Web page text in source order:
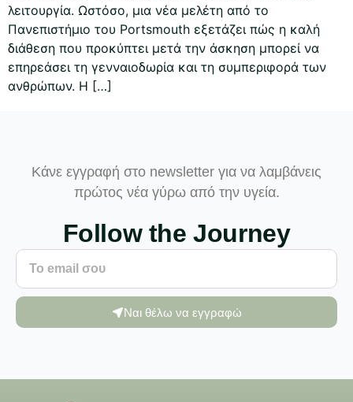
λειτουργία. Ωστόσο, μια νέα μελέτη από το
Πανεπιστήμιο του Portsmouth εξετάζει πώς η καλή
διάθεση που προκύπτει μετά την άσκηση μπορεί να
επηρεάσει τη γενναιοδωρία και τη συμπεριφορά των
ανθρώπων. Η […]
Κάνε εγγραφή στο newsletter για να λαμβάνεις
πρώτος νέα γύρω από την υγεία.
Follow the Journey
Ναι θέλω να εγγραφώ